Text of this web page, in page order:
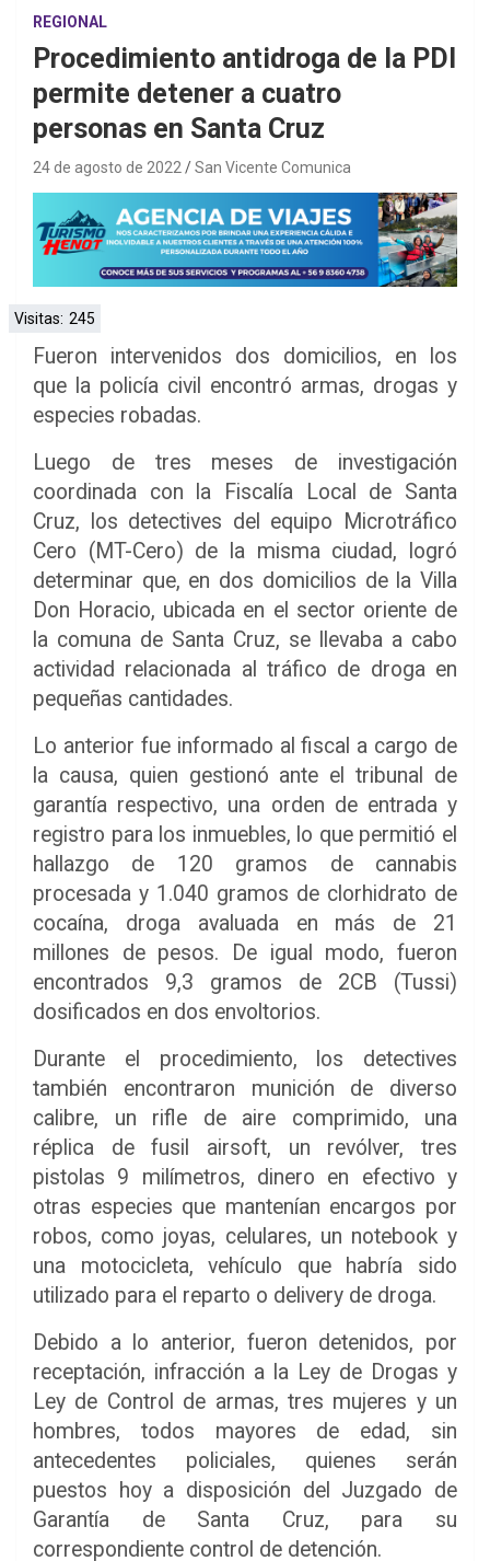
REGIONAL
Procedimiento antidroga de la PDI
permite detener a cuatro
personas en Santa Cruz
24 de agosto de 2022 San Vicente Comunica
Visitas: 245
Fueron intervenidos dos domicilios, en los
que la policía civil encontró armas, drogas y
especies robadas.
Luego de tres meses de investigación
coordinada con la Fiscalía Local de Santa
Cruz, los detectives del equipo Microtráfico
Cero (MT-Cero) de la misma ciudad, logró
determinar que, en dos domicilios de la Villa
Don Horacio, ubicada en el sector oriente de
la comuna de Santa Cruz, se llevaba a cabo
actividad relacionada al tráfico de droga en
pequeñas cantidades.
Lo anterior fue informado al fiscal a cargo de
la causa, quien gestionó ante el tribunal de
garantía respectivo, una orden de entrada y
registro para los inmuebles, lo que permitió el
hallazgo de 120 gramos de cannabis
procesada y 1.040 gramos de clorhidrato de
cocaína, droga avaluada en más de 21
millones de pesos. De igual modo, fueron
encontrados 9,3 gramos de 2CB (Tussi)
dosificados en dos envoltorios.
Durante el procedimiento, los detectives
también encontraron munición de diverso
calibre, un rifle de aire comprimido, una
réplica de fusil airsoft, un revólver, tres
pistolas 9 milímetros, dinero en efectivo y
otras especies que mantenían encargos por
robos, como joyas, celulares, un notebook y
una motocicleta, vehículo que habría sido
utilizado para el reparto o delivery de droga.
Debido a lo anterior, fueron detenidos, por
receptación, infracción a la Ley de Drogas y
Ley de Control de armas, tres mujeres y un
hombres, todos mayores de edad, sin
antecedentes policiales, quienes serán
puestos hoy a disposición del Juzgado de
Garantía de Santa Cruz, para su
correspondiente control de detención.